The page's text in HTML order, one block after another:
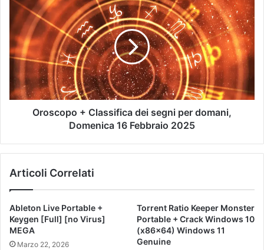
Oroscopo + Classifica dei segni per domani,
Domenica 16 Febbraio 2025
Articoli Correlati
Ableton Live Portable +
Keygen [Full] [no Virus]
MEGA
Marzo 22, 2026
Torrent Ratio Keeper Monster
Portable + Crack Windows 10
(x86x64) Windows 11
Genuine